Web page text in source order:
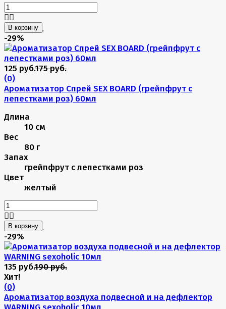
В корзину
-29%
125 руб.175 руб.
(0)
Ароматизатор Спрей SEX BOARD (грейпфрут с
лепестками роз) 60мл
Длина
10 см
Вес
80 г
Запах
грейпфрут с лепестками роз
Цвет
желтый
В корзину
-29%
135 руб.190 руб.
Хит!
(0)
Ароматизатор воздуха подвесной и на дефлектор
WARNING sexoholic 10мл